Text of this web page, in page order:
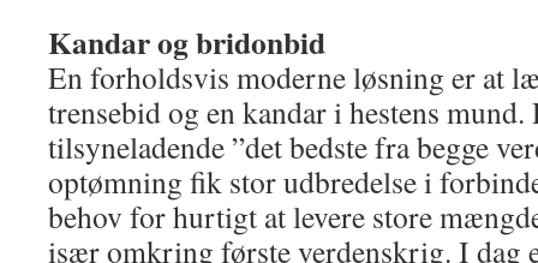
Kandar og bridonbid
En forholdsvis moderne løsning er at
trensebid og en kandar i hestens
tilsyneladende ”det bedste fra begge
optømning fik stor udbredelse i
behov for hurtigt at levere store
især omkring første verdenskrig. I dag